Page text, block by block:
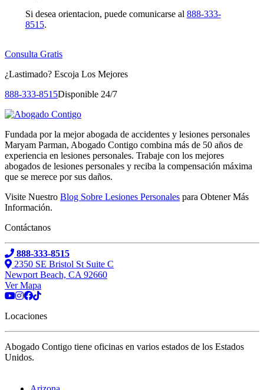
Si desea orientacion, puede comunicarse al 888-333-
8515.
Consulta Gratis
¿Lastimado? Escoja Los Mejores
888-333-8515Disponible 24/7
Fundada por la mejor abogada de accidentes y lesiones personales
Maryam Parman, Abogado Contigo combina más de 50 años de
experiencia en lesiones personales. Trabaje con los mejores
abogados de lesiones personales y reciba la compensación máxima
que se merece por sus daños.
Visite Nuestro Blog Sobre Lesiones Personales para Obtener Más
Información.
Contáctanos
888-333-8515
2350 SE Bristol St Suite C
Newport Beach, CA 92660
Ver Mapa
Locaciones
Abogado Contigo tiene oficinas en varios estados de los Estados
Unidos.